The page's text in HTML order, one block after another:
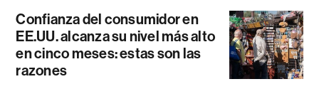
Confianza del consumidor en
EE.UU. alcanza su nivel más alto
en cinco meses: estas son las
razones